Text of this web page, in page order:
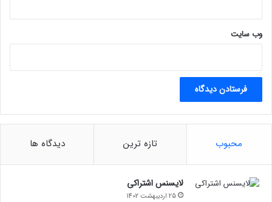
وب‌ سایت
محبوب تازه ترین دیدگاه ها
لایسنس اشتراکی
25 اردیبهشت 1402